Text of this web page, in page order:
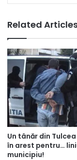
Related
Un tânăr din
în arest pentru…
municipiu!